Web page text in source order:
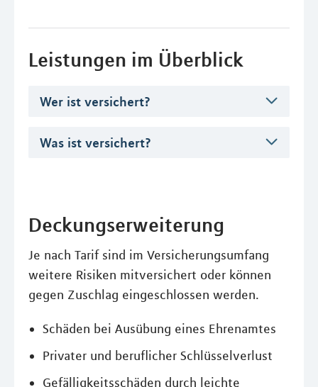
Leistungen im Überblick
Wer ist versichert?
Was ist versichert?
Deckungserweiterung
Je nach Tarif sind im Versicherungsumfang
weitere Risiken mitversichert oder können
gegen Zuschlag eingeschlossen werden.
Schäden bei Ausübung eines Ehrenamtes
Privater und beruflicher Schlüsselverlust
Gefälligkeitsschäden durch leichte